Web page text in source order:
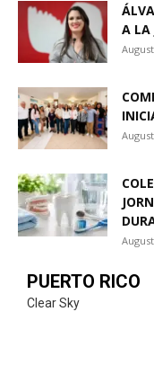
A LA
PUERTO RICO
Clear Sky